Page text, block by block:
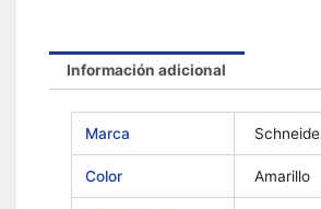
Información adicional
Marca
Color Amarillo